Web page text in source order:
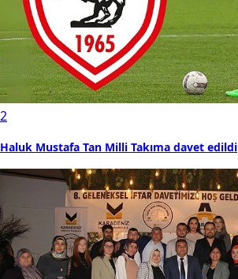
2
Haluk Mustafa Tan Milli Takıma davet edildi